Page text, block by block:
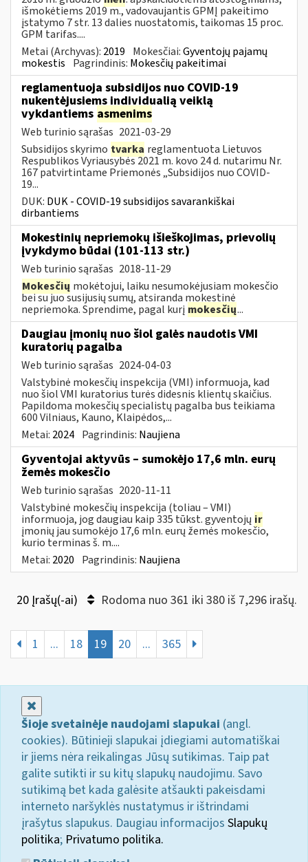
išmokėtiems 2019 m., vadovaujantis GPMĮ pakeitimo
įstatymo 7 str. 13 dalies nuostatomis, taikomas 15 proc.
GPM tarifas....
Metai (Archyvas): 2019 Mokesčiai:Gyventojų pajamų
mokestis Pagrindinis: Mokesčių pakeitimai
reglamentuoja subsidijos nuo COVID-19
nukentėjusiems individualią veiklą
vykdantiems asmenims
Web turinio sąrašas 2021-03-29
Subsidijos skyrimo tvarka reglamentuota Lietuvos
Respublikos Vyriausybės 2021 m. kovo 24 d. nutarimu Nr.
167 patvirtintame Priemonės „Subsidijos nuo COVID-
19...
DUK: DUK - COVID-19 subsidijos savarankiškai
dirbantiems
Mokestinių nepriemokų išieškojimas, prievolių
įvykdymo būdai (101-113 str.)
Web turinio sąrašas 2018-11-29
Mokesčių mokėtojui, laiku nesumokėjusiam mokesčio
bei su juo susijusių sumų, atsiranda mokestinė
nepriemoka. Sprendime, pagal kurį mokesčių...
Daugiau įmonių nuo šiol galės naudotis VMI
kuratorių pagalba
Web turinio sąrašas 2024-04-03
Valstybinė mokesčių inspekcija (VMI) informuoja, kad
nuo šiol VMI kuratorius turės didesnis klientų skaičius.
Papildoma mokesčių specialistų pagalba bus teikiama
600 Vilniaus, Kauno, Klaipėdos,...
Metai: 2024 Pagrindinis: Naujiena
Gyventojai aktyvūs – sumokėjo 17,6 mln. eurų
žemės mokesčio
Web turinio sąrašas 2020-11-11
Valstybinė mokesčių inspekcija (toliau – VMI)
informuoja, jog daugiau kaip 335 tūkst. gyventojų ir
įmonių jau sumokėjo 17,6 mln. eurų žemės mokesčio,
kurio terminas š. m....
Metai: 2020 Pagrindinis: Naujiena
20 Įrašų(-ai) Rodoma nuo 361 iki 380 iš 7,296 irašų.
1 ... 18 19 20 ... 365
Šioje svetainėje naudojami slapukai (angl.
cookies). Būtinieji slapukai įdiegiami automatiškai
ir jiems nėra reikalingas Jūsų sutikimas. Taip pat
galite sutikti ir su kitų slapukų naudojimu. Savo
sutikimą bet kada galėsite atšaukti pakeisdami
interneto naršyklės nustatymus ir ištrindami
įrašytus slapukus. Daugiau informacijos Slapukų
politika; Privatumo politika.